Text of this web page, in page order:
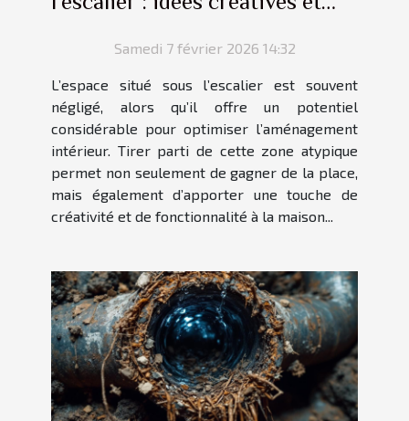
Samedi 7 février 2026 14:32
L’espace situé sous l’escalier est souvent
négligé, alors qu’il offre un potentiel
considérable pour optimiser l’aménagement
intérieur. Tirer parti de cette zone atypique
permet non seulement de gagner de la place,
mais également d’apporter une touche de
créativité et de fonctionnalité à la maison...